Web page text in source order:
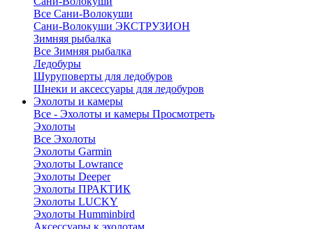
Все Сани-Волокуши
Сани-Волокуши ЭКСТРУЗИОН
Зимняя рыбалка
Все Зимняя рыбалка
Ледобуры
Шуруповерты для ледобуров
Шнеки и аксессуары для ледобуров
Эхолоты и камеры
Все - Эхолоты и камеры Просмотреть
Эхолоты
Все Эхолоты
Эхолоты Garmin
Эхолоты Lowrance
Эхолоты Deeper
Эхолоты ПРАКТИК
Эхолоты LUCKY
Эхолоты Humminbird
Аксессуары к эхолотам